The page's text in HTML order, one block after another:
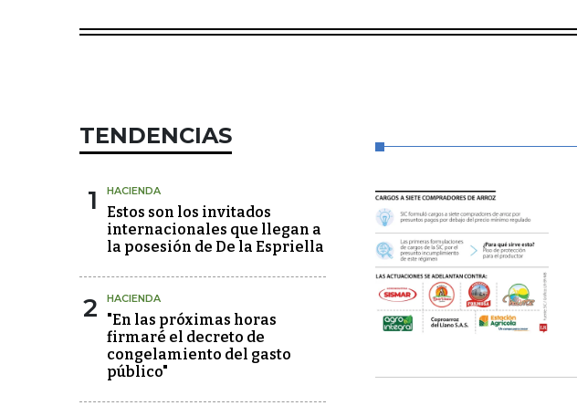
TENDENCIAS
1 HACIENDA
Estos son los invitados
internacionales que llegan a
la posesión de De la Espriella
2 HACIENDA
"En las próximas horas
firmaré el decreto de
congelamiento del gasto
público"